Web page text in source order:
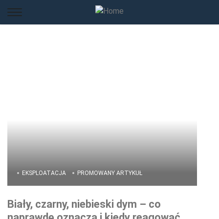
EKSPLOATACJA PROMOWANY ARTYKUŁ
Biały, czarny, niebieski dym – co